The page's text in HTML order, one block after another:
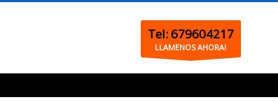
Tel: 679604217
LLAMENOS AHORA!